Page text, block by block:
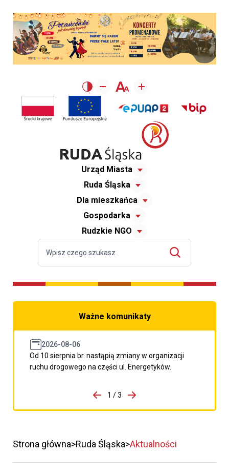
Urząd Miasta
Ruda Śląska
Dla mieszkańca
Gospodarka
Rudzkie NGO
Ważne komunikaty
2026-08-06
Od 10 sierpnia br. nastąpią zmiany w organizacji
ruchu drogowego na części ul. Energetyków.
porzpedniego komunikatu
1 / 3
Przejdź do następnego
Strona główna Ruda Śląska Aktualności